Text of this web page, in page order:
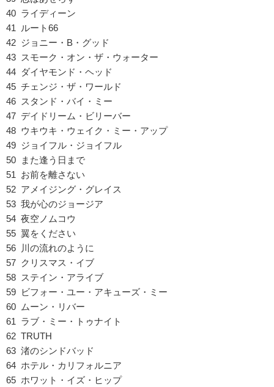
40 ライディーン
41 ルート66
42 ジョニー・B・グッド
43 スモーク・オン・ザ・ウォーター
44 ダイヤモンド・ヘッド
45 チェンジ・ザ・ワールド
46 スタンド・バイ・ミー
47 デイドリーム・ビリーバー
48 ウキウキ・ウェイク・ミー・アップ
49 ジョイフル・ジョイフル
50 また逢う日まで
51 お前を離さない
52 アメイジング・グレイス
53 我が心のジョージア
54 夜空ノムコウ
55 翼をください
56 川の流れのように
57 クリスマス・イブ
58 ステイン・アライブ
59 ビフォー・ユー・アキューズ・ミー
60 ムーン・リバー
61 ラブ・ミー・トゥナイト
62 TRUTH
63 渚のシンドバッド
64 ホテル・カリフォルニア
65 ホワット・イズ・ヒップ